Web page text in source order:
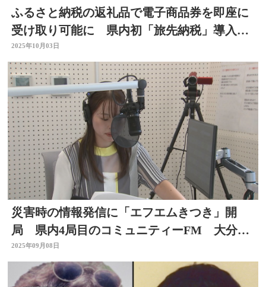
ふるさと納税の返礼品で電子商品券を即座に
受け取り可能に 県内初「旅先納税」導入
大分県佐伯市
2025年10月03日
災害時の情報発信に「エフエムきつき」開
局 県内4局目のコミュニティーFM 大分県
杵築市
2025年09月08日